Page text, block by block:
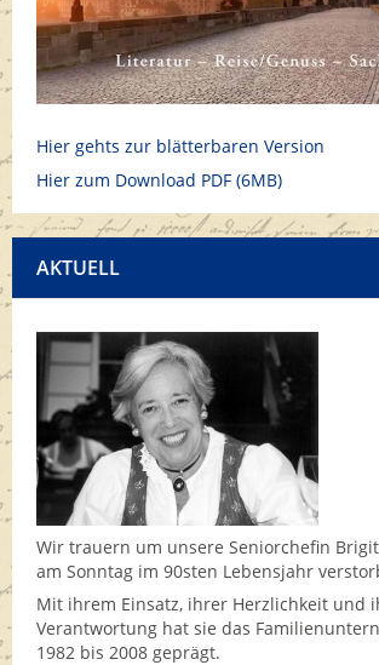
Hier gehts zur blätterbaren Version
Hier zum Download PDF (6MB)
AKTUELL
Wir trauern um unsere Seniorchefin
am Sonntag im 90sten Lebensjahr
Mit ihrem Einsatz, ihrer Herzlichkeit und
Verantwortung hat sie das
1982 bis 2008 geprägt.